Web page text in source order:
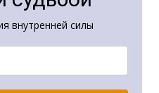
внутренней силы